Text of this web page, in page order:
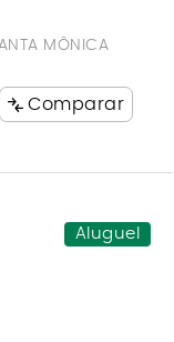
MÔNICA
Comparar
Aluguel